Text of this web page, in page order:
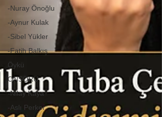
-Nuray Önoğlu
-Aynur Kulak
-Sibel Yükler
-Fatih Balkış
Öykü
ONSORU
-Nilay Kaya
-Aslı Perker